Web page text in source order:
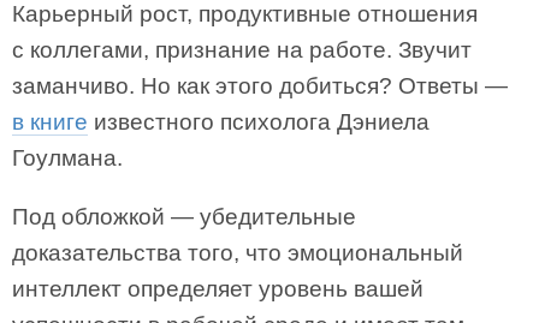
Карьерный рост, продуктивные отношения
с коллегами, признание на работе. Звучит
заманчиво. Но как этого добиться? Ответы —
в книге известного психолога Дэниела
Гоулмана.
Под обложкой — убедительные
доказательства того, что эмоциональный
интеллект определяет уровень вашей